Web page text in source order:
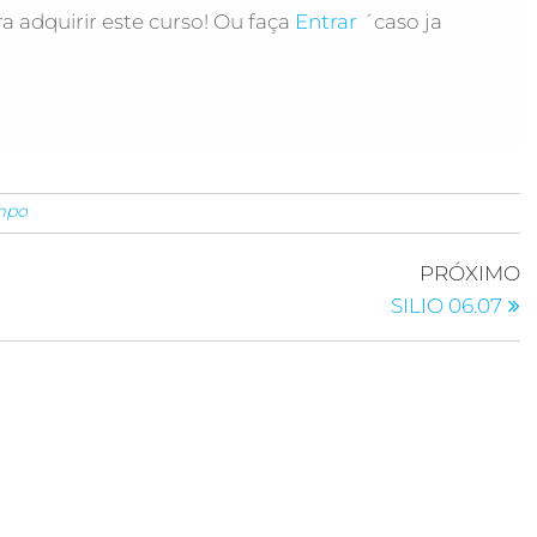
adquirir este curso! Ou faça Entrar ´caso ja
PRÓXIMO
SILIO 06.07